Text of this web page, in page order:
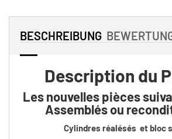
BESCHREIBUNG
Description du
Les nouvelles pièces
Assemblés ou
Cylindres réalésés et bloc